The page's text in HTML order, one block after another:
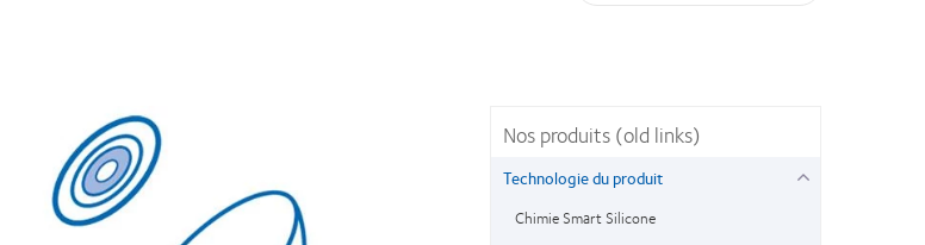
Nos produits (old links)
Technologie du produit
Chimie Smart Silicone